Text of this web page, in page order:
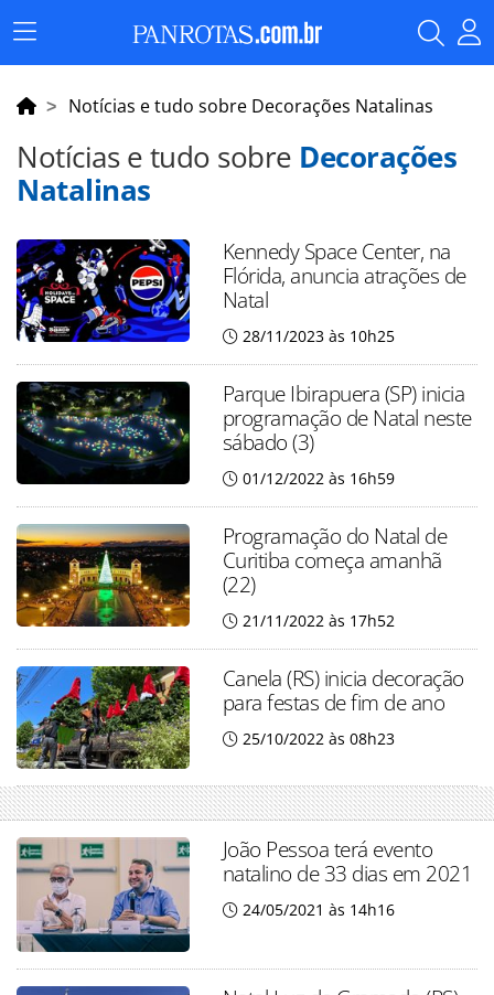
Menu
Principal
Notícias e tudo sobre Decorações Natalinas
Notícias e tudo sobre Decorações
Natalinas
Kennedy Space Center, na
Flórida, anuncia atrações de
Natal
28/11/2023 às 10h25
Parque Ibirapuera (SP) inicia
programação de Natal neste
sábado (3)
01/12/2022 às 16h59
Programação do Natal de
Curitiba começa amanhã
(22)
21/11/2022 às 17h52
Canela (RS) inicia decoração
para festas de fim de ano
25/10/2022 às 08h23
João Pessoa terá evento
natalino de 33 dias em 2021
24/05/2021 às 14h16